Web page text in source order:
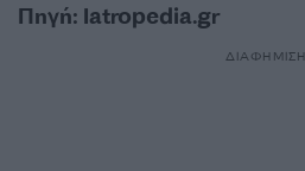
Πηγή: Iatropedia.gr
ΔΙΑΦΗΜΙΣΗ